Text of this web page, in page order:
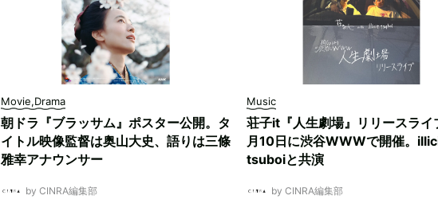
Movie,Drama
朝ドラ『ブラッサム』ポスター公開。タ
イトル映像監督は奥山大史、語りは三條
雅幸アナウンサー
by CINRA編集部
Music
荘子it『人生劇場』リリースライ
月10日に渋谷WWWで開催。
tsuboiと共演
by CINRA編集部